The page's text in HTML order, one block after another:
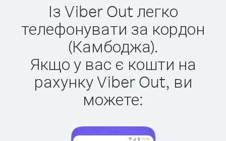
Із Viber Out легко
телефонувати за кордон
(Камбоджа).
Якщо у вас є кошти на
рахунку Viber Out, ви
можете: